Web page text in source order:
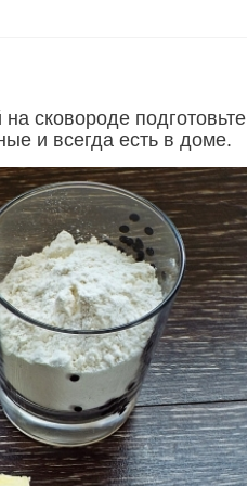
сковороде подготовьте
и всегда есть в доме.